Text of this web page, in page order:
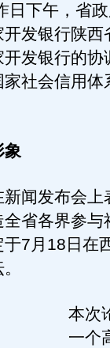
下午，省政
发银行陕西
发银行的协
社会信用体
象
闻发布会上
省各界参与
7月18日在
本次
一个